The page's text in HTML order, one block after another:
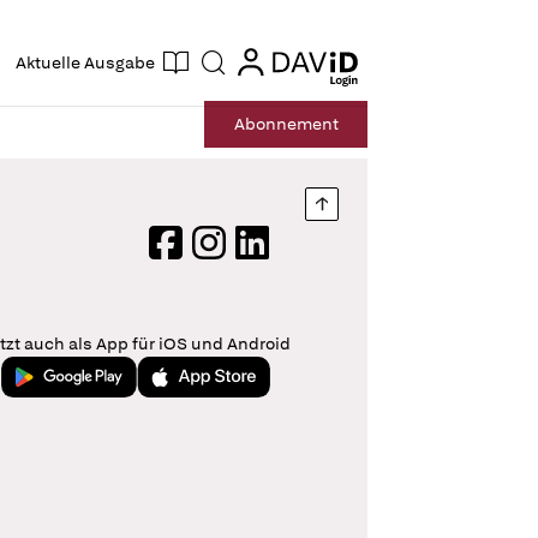
Aktuelle Ausgabe Suche login
login
Abonnement
Nach oben springen
FacebookInstagram
LinkedIn
auch als App für iOS und Android
Jetzt bei Google PlayLaden im App Store